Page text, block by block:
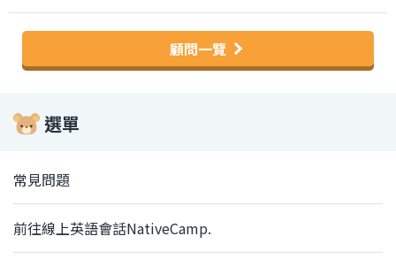
顧問一覽
選單
常見問題
前往線上英語會話NativeCamp.